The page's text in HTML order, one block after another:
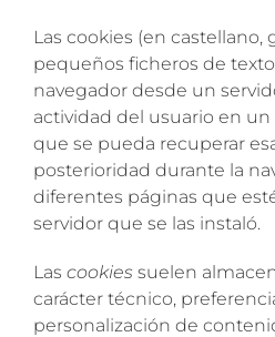
Las cookies (en castellano,
pequeños ficheros de
navegador desde un
actividad del usuario en
que se pueda recuperar
posterioridad durante la
diferentes páginas que
servidor que se las instaló.
Las cookies suelen
carácter técnico,
personalización de